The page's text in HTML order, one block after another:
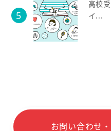
高校
イ...
お問い合わせ